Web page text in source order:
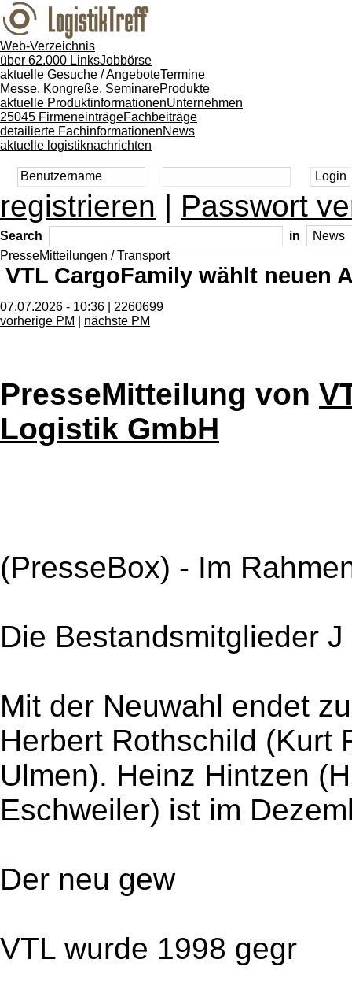
Web-Verzeichnis
über 62.000 LinksJobbörse
aktuelle Gesuche / AngeboteTermine
Messe, Kongreße, SeminareProdukte
aktuelle ProduktinformationenUnternehmen
25045 FirmeneinträgeFachbeiträge
detailierte FachinformationenNews
aktuelle logistiknachrichten
registrieren | Passwort
Search
in
PresseMitteilungen /Transport
VTL CargoFamily wählt neuen
07.07.2026 - 10:36 | 2260699
vorherige PM
nächste PM
PresseMitteilung von
Logistik GmbH
(PresseBox) - Im
Die Bestandsmitglieder J
Mit der Neuwahl endet
Herbert Rothschild (Kurt
Ulmen). Heinz Hintzen
Eschweiler) ist im
Der neu gew
VTL wurde 1998 gegr